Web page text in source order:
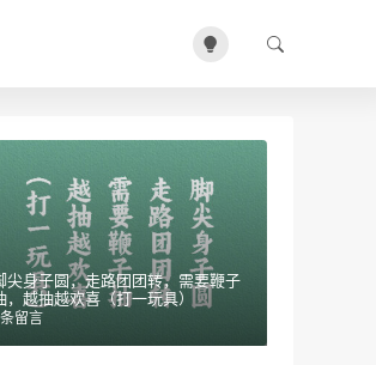
尖身子圆，走路团团转，需要鞭子
，越抽越欢喜（打一玩具）
留言